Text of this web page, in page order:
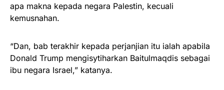
apa makna kepada negara Palestin, kecuali
kemusnahan.
“Dan, bab terakhir kepada perjanjian itu ialah apabila
Donald Trump mengisytiharkan Baitulmaqdis sebagai
ibu negara Israel,” katanya.